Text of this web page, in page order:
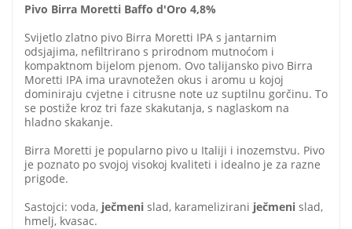
Pivo Birra Moretti Baffo d'Oro 4,8%
Svijetlo zlatno pivo Birra Moretti IPA s jantarnim
odsjajima, nefiltrirano s prirodnom mutnoćom i
kompaktnom bijelom pjenom. Ovo talijansko pivo Birra
Moretti IPA ima uravnotežen okus i aromu u kojoj
dominiraju cvjetne i citrusne note uz suptilnu gorčinu. To
se postiže kroz tri faze skakutanja, s naglaskom na
hladno skakanje.
Birra Moretti je popularno pivo u Italiji i inozemstvu. Pivo
je poznato po svojoj visokoj kvaliteti i idealno je za razne
prigode.
Sastojci: voda, ječmeni slad, karamelizirani ječmeni slad,
hmelj, kvasac.